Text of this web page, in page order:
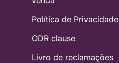
Política de Privacidade
ODR clause
Livro de reclamações